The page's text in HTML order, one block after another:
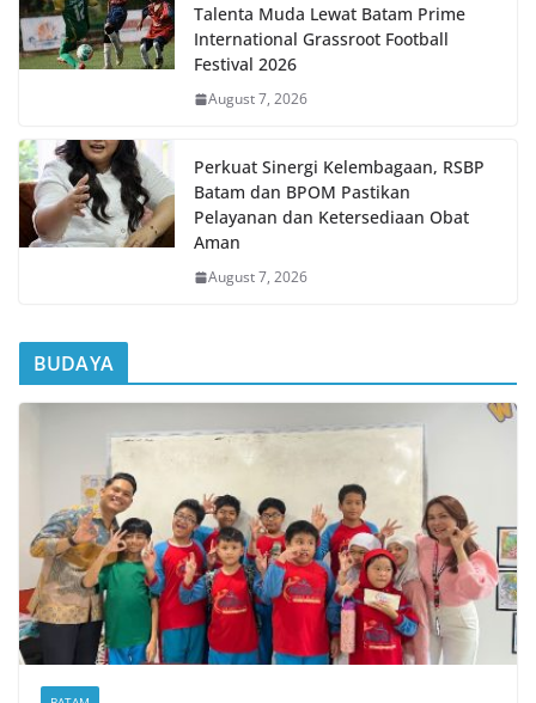
Talenta Muda Lewat Batam Prime
International Grassroot Football
Festival 2026
August 7, 2026
Perkuat Sinergi Kelembagaan, RSBP
Batam dan BPOM Pastikan
Pelayanan dan Ketersediaan Obat
Aman
August 7, 2026
BUDAYA